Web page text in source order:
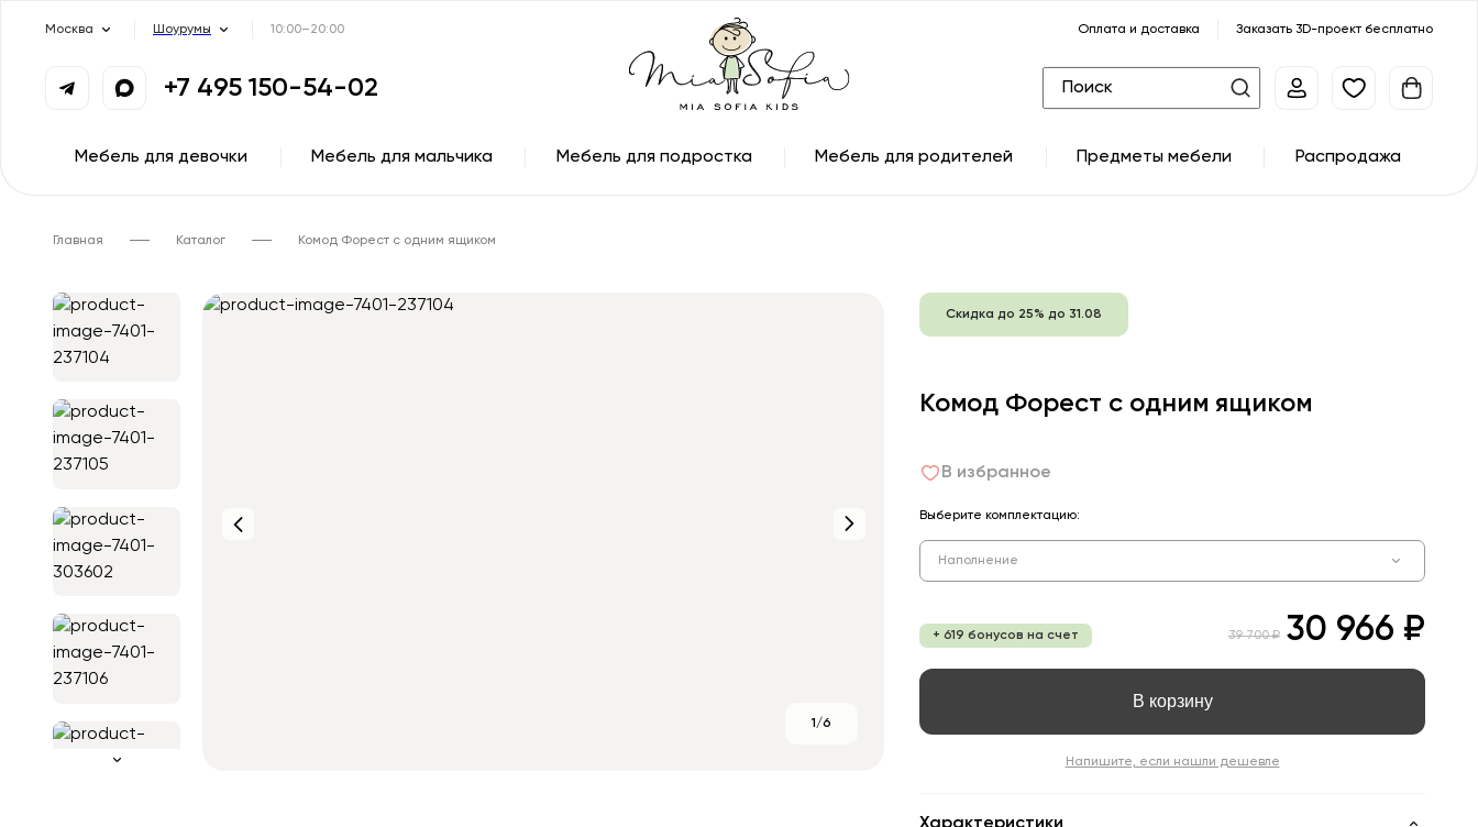
Москва Шоурумы 10:00–20:00 Оплата и доставка Заказать 3D-проект бесплатно
+7 495 150-54-02
Мебель для девочки Мебель для мальчика Мебель для подростка Мебель для родителей Предметы мебели Распродажа
Главная Каталог Комод Форест с одним ящиком
1/6
Скидка до 25% до 31.08
Комод Форест с одним ящиком
В избранное
Выберите комплектацию:
Наполнение
+ 619 бонусов на счет 39 700 ₽ 30 966 ₽
В корзину
Напишите, если нашли дешевле